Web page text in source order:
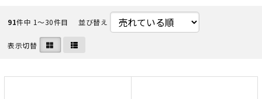
91件中 1〜30件目 並び替え
表示切替